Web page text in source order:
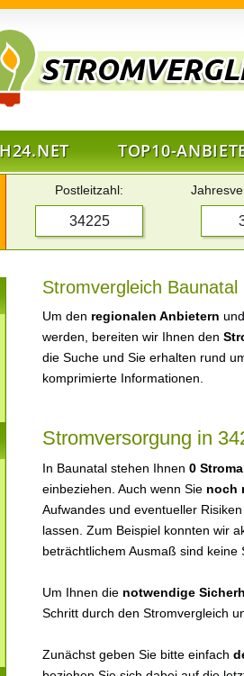
TOP10-
Postleitzahl:
Stromvergleich
Um den regionalen Anbietern
werden, bereiten wir Ihnen den
die Suche und Sie erhalten rund
komprimierte Informationen.
Stromversorgung in
In Baunatal stehen Ihnen 0
einbeziehen. Auch wenn Sie noch
Aufwandes und eventueller
lassen. Zum Beispiel konnten wir
beträchtlichem Ausmaß sind keine
Um Ihnen die notwendige
Schritt durch den Stromvergleich
Zunächst geben Sie bitte einfach